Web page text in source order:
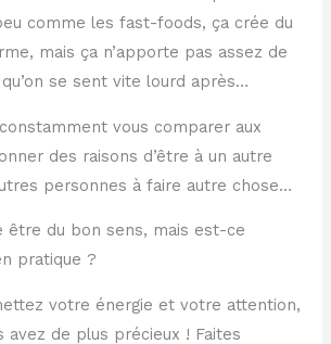
comme les fast-foods, ça crée du
mais ça n’apporte pas assez de
se sent vite lourd après…
vous comparer aux
des raisons d’être à un autre
personnes à faire autre chose…
être du bon sens, mais est-ce
pratique ?
votre énergie et votre attention,
avez de plus précieux ! Faites